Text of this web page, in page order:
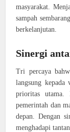
masyarakat.
sampah
berkelanjutan.
Sinergi
Tri percaya
langsung kepada
prioritas utama.
pemerintah dan
depan. Dengan
menghadapi